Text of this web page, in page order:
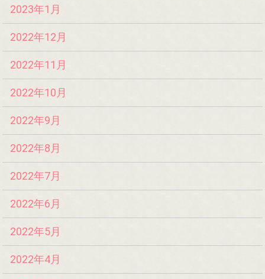
2023年1月
2022年12月
2022年11月
2022年10月
2022年9月
2022年8月
2022年7月
2022年6月
2022年5月
2022年4月